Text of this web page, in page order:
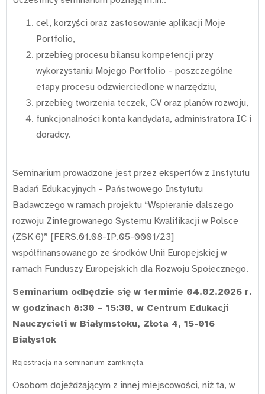
cel, korzyści oraz zastosowanie aplikacji Moje
Portfolio,
przebieg procesu bilansu kompetencji przy
wykorzystaniu Mojego Portfolio – poszczególne
etapy procesu odzwierciedlone w narzędziu,
przebieg tworzenia teczek, CV oraz planów rozwoju,
funkcjonalności konta kandydata, administratora IC i
doradcy.
Seminarium prowadzone jest przez ekspertów z Instytutu
Badań Edukacyjnych – Państwowego Instytutu
Badawczego w ramach projektu “Wspieranie dalszego
rozwoju Zintegrowanego Systemu Kwalifikacji w Polsce
(ZSK 6)” [FERS.01.08-IP.05-0001/23]
współfinansowanego ze środków Unii Europejskiej w
ramach Funduszy Europejskich dla Rozwoju Społecznego.
Seminarium odbędzie się w terminie 04.02.2026 r.
w godzinach 8:30 – 15:30, w Centrum Edukacji
Nauczycieli w Białymstoku, Złota 4, 15-016
Białystok
Rejestracja na seminarium zamknięta.
Osobom dojeżdżającym z innej miejscowości, niż ta, w